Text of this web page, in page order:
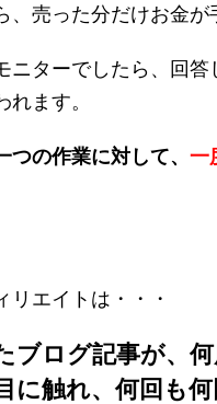
、売った分だけお金が
ニターでしたら、回答
ます。
つの作業に対して、 一
リエイトは・・・
ブログ記事が、
に触れ、何回も